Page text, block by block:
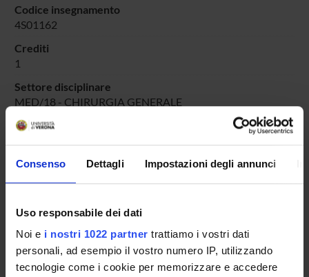
Consenso Dettagli Impostazioni degli annunci
Uso responsabile dei dati
Noi e i nostri 1022 partner trattiamo i vostri dati
personali, ad esempio il vostro numero IP, utilizzando
tecnologie come i cookie per memorizzare e accedere
Codice insegnamento
4S01162
Crediti
1
Settore disciplinare
MED/18 - CHIRURGIA GENERALE
Piani didattici
Insegnamenti
Bacheca avvisi
Organi collegiali e di governo